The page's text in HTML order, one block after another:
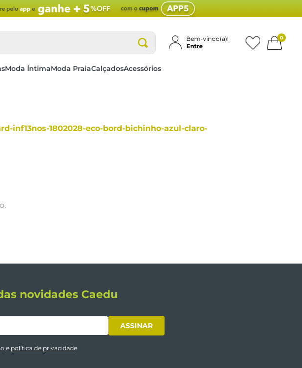
Bem-vindo(a)!
Entre
0
Moda ÍntimaModa PraiaCalçadosAcessórios
inf13nos-1802028-eco-bord-bichinho-azul-claro-
novidades Caedu
ASSINAR
e política de privacidade